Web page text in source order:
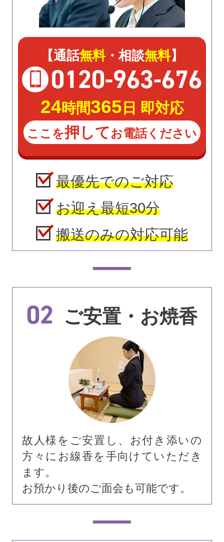
【通話無料・相談無料】
0120-963-676
24時間365 日 即対応
ここを押してお電話ください
最優先でのご対応
お迎え最短30分
搬送のみの対応可能
02 ご安置・お焼香
故人様をご安置し、お付き添いの
方々にお線香を手向けていただき
ます。
お預かり後のご面会も可能です。